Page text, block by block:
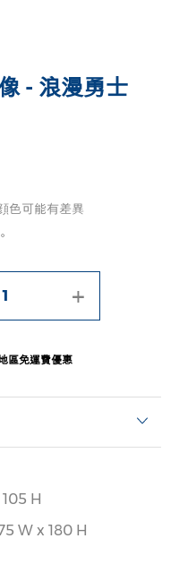
- 浪漫勇士
色可能有差異
+
區免運費優惠
H
W x 180 H